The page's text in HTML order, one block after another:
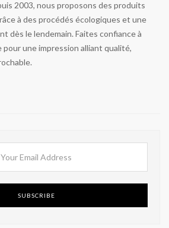
2003, nous proposons des produits
à des procédés écologiques et une
dès le lendemain. Faites confiance à
une impression alliant qualité,
SUBSCRIBE